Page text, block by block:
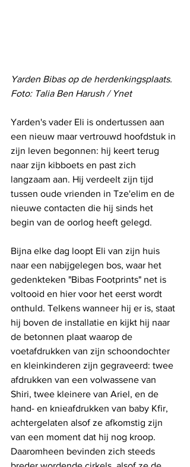
Yarden Bibas op de herdenkingsplaats.
Foto: Talia Ben Harush / Ynet
Yarden's vader Eli is ondertussen aan
een nieuw maar vertrouwd hoofdstuk in
zijn leven begonnen: hij keert terug
naar zijn kibboets en past zich
langzaam aan. Hij verdeelt zijn tijd
tussen oude vrienden in Tze'elim en de
nieuwe contacten die hij sinds het
begin van de oorlog heeft gelegd.
Bijna elke dag loopt Eli van zijn huis
naar een nabijgelegen bos, waar het
gedenkteken "Bibas Footprints" net is
voltooid en hier voor het eerst wordt
onthuld. Telkens wanneer hij er is, staat
hij boven de installatie en kijkt hij naar
de betonnen plaat waarop de
voetafdrukken van zijn schoondochter
en kleinkinderen zijn gegraveerd: twee
afdrukken van een volwassene van
Shiri, twee kleinere van Ariel, en de
hand- en knieafdrukken van baby Kfir,
achtergelaten alsof ze afkomstig zijn
van een moment dat hij nog kroop.
Daaromheen bevinden zich steeds